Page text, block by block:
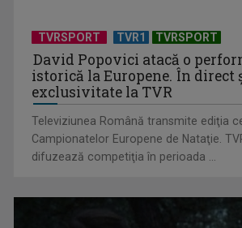
TVRSPORT TVR1 TVRSPORT
David Popovici atacă o
istorică la Europene. În direct
exclusivitate la TVR
Televiziunea Română transmite ediţia
Campionatelor Europene de Nataţie.
difuzează competiţia în perioada ...